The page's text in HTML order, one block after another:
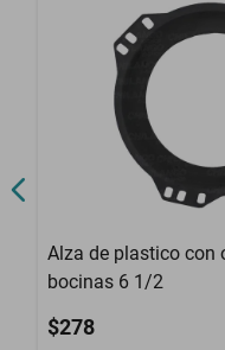
Alza de plastico con
bocinas 6 1/2
$278